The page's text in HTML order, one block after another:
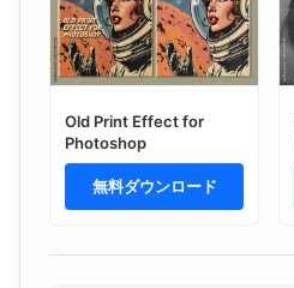
Old Print Effect for
Photoshop
無料ダウンロード